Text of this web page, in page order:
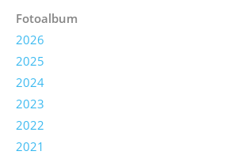
Fotoalbum
2026
2025
2024
2023
2022
2021